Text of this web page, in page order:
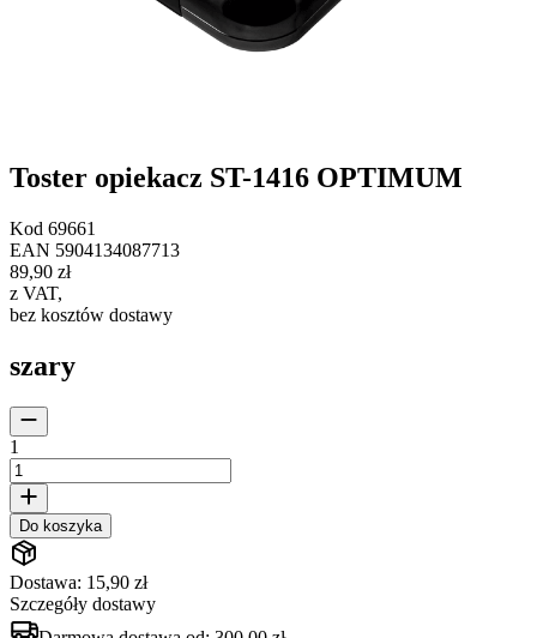
Toster opiekacz ST-1416 OPTIMUM
Kod 69661
EAN 5904134087713
89,90 zł
z VAT,
bez kosztów dostawy
szary
1
Do koszyka
Dostawa: 15,90 zł
Szczegóły dostawy